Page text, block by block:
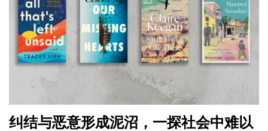
纠结与恶意形成泥沼，一探社会中难以